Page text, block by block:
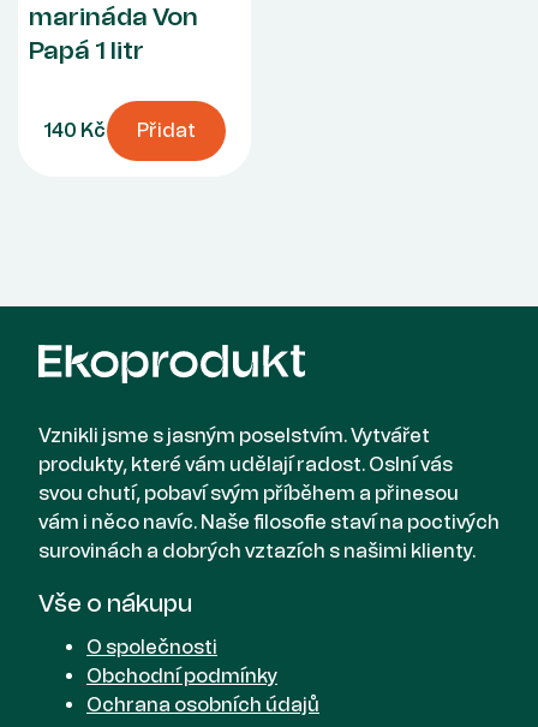
marináda Von
Papá 1 litr
140 Kč Přidat
Vznikli jsme s jasným poselstvím. Vytvářet
produkty, které vám udělají radost. Oslní vás
svou chutí, pobaví svým příběhem a přinesou
vám i něco navíc. Naše filosofie staví na poctivých
surovinách a dobrých vztazích s našimi klienty.
Vše o nákupu
O společnosti
Obchodní podmínky
Ochrana osobních údajů